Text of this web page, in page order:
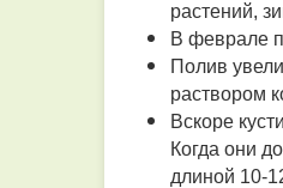
растений,
В феврале
Полив
раствором
Вскоре
Когда они
длиной 10-